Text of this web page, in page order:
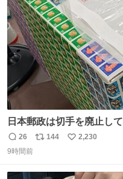
日本郵政は切手を廃止し
本郵政
返
信
26
リ
144
い
2,230
9時間前